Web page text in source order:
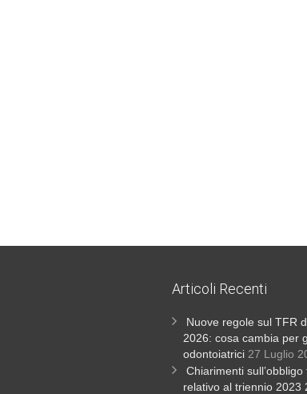
Articoli Recenti
Nuove regole sul TFR
2026: cosa cambia per
odontoiatrici 27 Luglio
Chiarimenti
relativo al triennio 2023